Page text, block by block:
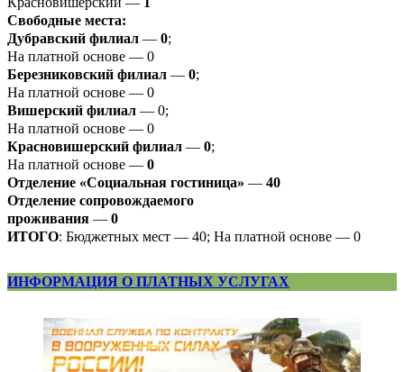
Свободные места:
Дубравский филиал — 0;
На платной основе — 0
Березниковский филиал — 0;
На платной основе — 0
Вишерский филиал — 0;
На платной основе — 0
Красновишерский филиал — 0;
На платной основе — 0
Отделение «Социальная гостиница» — 40
Отделение сопровождаемого
проживания — 0
ИТОГО: Бюджетных мест — 40; На платной основе — 0
ИНФОРМАЦИЯ О ПЛАТНЫХ УСЛУГАХ